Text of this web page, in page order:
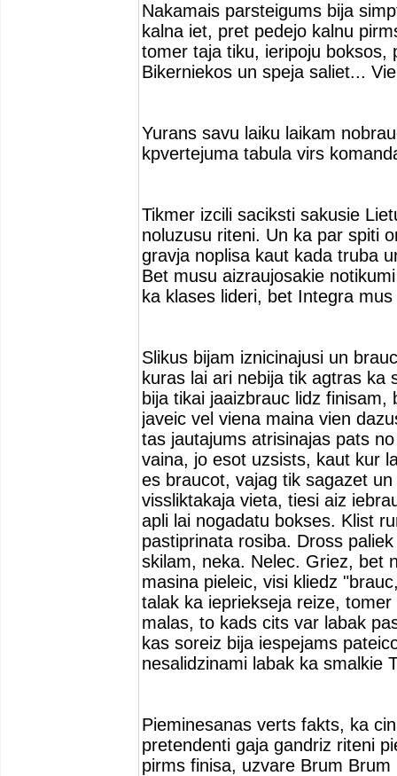
Nakamais parsteigums bija
kalna iet, pret pedejo kalnu
tomer taja tiku, ieripoju boksos,
Bikerniekos un speja saliet...
Yurans savu laiku laikam
kpvertejuma tabula virs
Tikmer izcili saciksti sakusie
noluzusu riteni. Un ka par spiti
gravja noplisa kaut kada truba
Bet musu aizraujosakie
ka klases lideri, bet Integra
Slikus bijam iznicinajusi un
kuras lai ari nebija tik agtras ka
bija tikai jaaizbrauc lidz
javeic vel viena maina vien
tas jautajums atrisinajas pats
vaina, jo esot uzsists, kaut kur
es braucot, vajag tik sagazet
vissliktakaja vieta, tiesi aiz
apli lai nogadatu bokses. Klist
pastiprinata rosiba. Dross
skilam, neka. Nelec. Griez, bet
masina pieleic, visi kliedz
talak ka iepriekseja reize,
malas, to kads cits var labak
kas soreiz bija iespejams
nesalidzinami labak ka smalkie
Pieminesanas verts fakts, ka
pretendenti gaja gandriz riteni
pirms finisa, uzvare Brum Brum